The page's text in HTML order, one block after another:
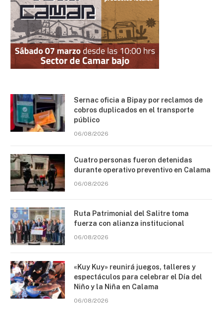
Sernac oficia a Bipay por reclamos de
cobros duplicados en el transporte
público
06/08/2026
Cuatro personas fueron detenidas
durante operativo preventivo en Calama
06/08/2026
Ruta Patrimonial del Salitre toma
fuerza con alianza institucional
06/08/2026
«Kuy Kuy» reunirá juegos, talleres y
espectáculos para celebrar el Día del
Niño y la Niña en Calama
06/08/2026